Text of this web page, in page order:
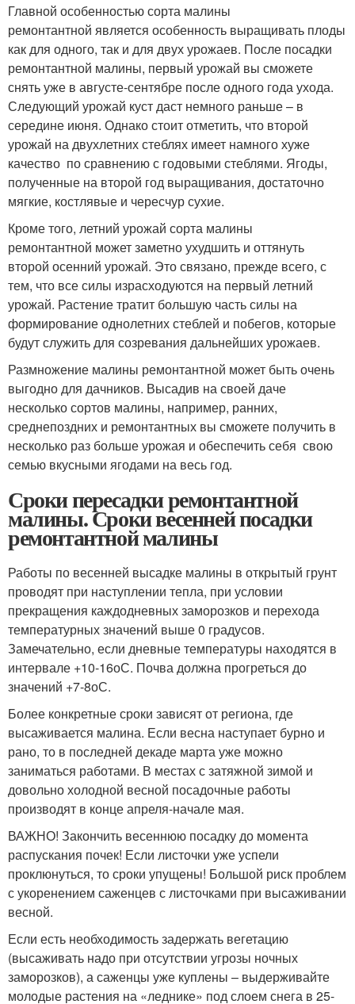
Главной особенностью сорта малины
ремонтантной является особенность выращивать плоды
как для одного, так и для двух урожаев. После посадки
ремонтантной малины, первый урожай вы сможете
снять уже в августе-сентябре после одного года ухода.
Следующий урожай куст даст немного раньше – в
середине июня. Однако стоит отметить, что второй
урожай на двухлетних стеблях имеет намного хуже
качество по сравнению с годовыми стеблями. Ягоды,
полученные на второй год выращивания, достаточно
мягкие, костлявые и чересчур сухие.
Кроме того, летний урожай сорта малины
ремонтантной может заметно ухудшить и оттянуть
второй осенний урожай. Это связано, прежде всего, с
тем, что все силы израсходуются на первый летний
урожай. Растение тратит большую часть силы на
формирование однолетних стеблей и побегов, которые
будут служить для созревания дальнейших урожаев.
Размножение малины ремонтантной может быть очень
выгодно для дачников. Высадив на своей даче
несколько сортов малины, например, ранних,
среднепоздних и ремонтантных вы сможете получить в
несколько раз больше урожая и обеспечить себя свою
семью вкусными ягодами на весь год.
Сроки пересадки ремонтантной
малины. Сроки весенней посадки
ремонтантной малины
Работы по весенней высадке малины в открытый грунт
проводят при наступлении тепла, при условии
прекращения каждодневных заморозков и перехода
температурных значений выше 0 градусов.
Замечательно, если дневные температуры находятся в
интервале +10-16оС. Почва должна прогреться до
значений +7-8оС.
Более конкретные сроки зависят от региона, где
высаживается малина. Если весна наступает бурно и
рано, то в последней декаде марта уже можно
заниматься работами. В местах с затяжной зимой и
довольно холодной весной посадочные работы
производят в конце апреля-начале мая.
ВАЖНО! Закончить весеннюю посадку до момента
распускания почек! Если листочки уже успели
проклюнуться, то сроки упущены! Большой риск проблем
с укоренением саженцев с листочками при высаживании
весной.
Если есть необходимость задержать вегетацию
(высаживать надо при отсутствии угрозы ночных
заморозков), а саженцы уже куплены – выдерживайте
молодые растения на «леднике» под слоем снега в 25-